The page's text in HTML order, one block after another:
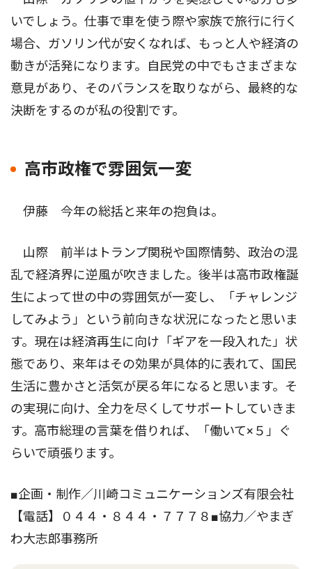
いでしょう。仕事で車を使う際や家族で旅行に行く
場合、ガソリン代が安くなれば、もっと人や経済の
動きが活発になります。自民党の中でもさまざまな
意見があり、そのバランスを取りながら、最終的な
決断をするのが私の役割です。
高市政権で雰囲気一変
伊藤 今年の総括と来年の抱負は。
山際 前半はトランプ関税や国際情勢、政治の混
乱で経済界に逆風が吹きました。後半は高市政権誕
生によって世の中の雰囲気が一変し、「チャレンジ
してみよう」という前向きな状況になったと思いま
す。現在は経済再生に向け「ギアを一段入れた」状
態であり、来年はその効果が具体的に表れて、国民
生活に豊かさと活気が戻る年になると思います。そ
の実現に向け、全力を尽くしてサポートしていきま
す。高市総理の言葉を借りれば、「働いて×５」ぐ
らいで頑張ります。
■企画・制作／川崎コミュニケーションズ有限会社
【電話】０４４・８４４・７７７８■協力／やまぎ
わ大志郎事務所